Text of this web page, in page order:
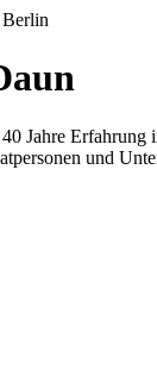
Jahre Erfahrung
und